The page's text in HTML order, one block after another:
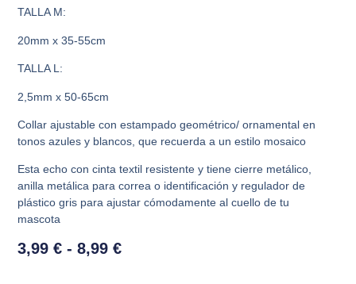
TALLA M:
20mm x 35-55cm
TALLA L:
2,5mm x 50-65cm
Collar ajustable con estampado geométrico/ ornamental en
tonos azules y blancos, que recuerda a un estilo mosaico
Esta echo con cinta textil resistente y tiene cierre metálico,
anilla metálica para correa o identificación y regulador de
plástico gris para ajustar cómodamente al cuello de tu
mascota
3,99€ - 8,99€